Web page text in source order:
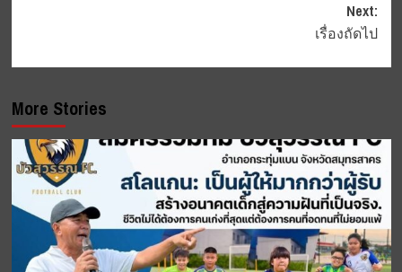
Next:
เรื่องถัดไป
More Stories